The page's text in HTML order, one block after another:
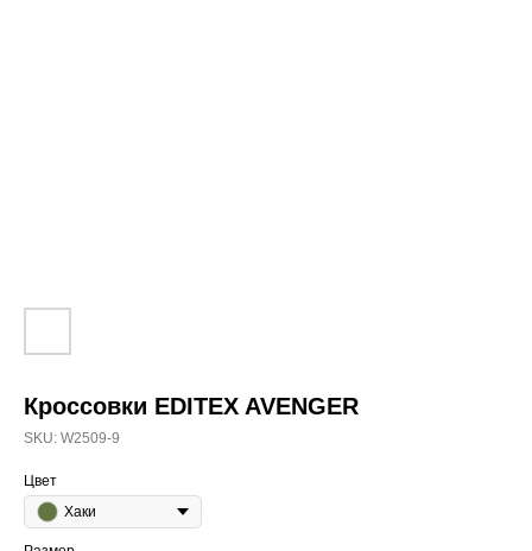
Кроссовки EDITEX AVENGER
SKU: W2509-9
Цвет
Хаки